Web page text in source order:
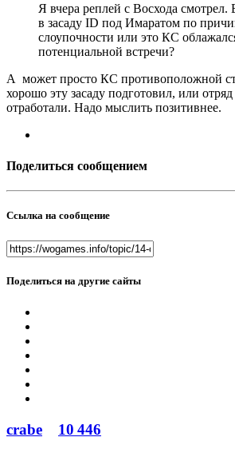
Я вчера реплей с Восхода смотрел.
в засаду ID под Имаратом по
слоупочности или это КС
потенциальной встречи?
А может просто КС противоположной
хорошо эту засаду подготовил, или
отработали. Надо мыслить позитивнее.
Поделиться сообщением
Ссылка на сообщение
Поделиться на другие сайты
crabe 10 446